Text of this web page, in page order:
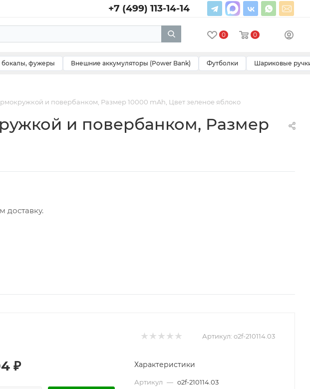
+7 (499) 113-14-14
0 0
бокалы, фужеры Внешние аккумуляторы (Power Bank) Футболки Шариковые
и повербанком, Размер 10000 mAh, Цвет зеленое яблоко
и повербанком, Размер
доставку.
Артикул: o2f-210114.03
₽ Характеристики
Артикул — o2f-210114.03